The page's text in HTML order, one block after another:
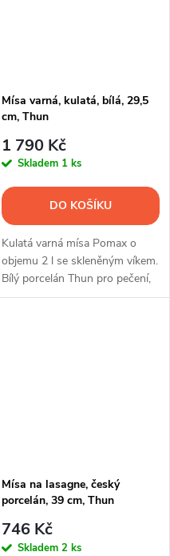
Mísa varná, kulatá, bílá, 29,5
cm, Thun
1 790 Kč
Skladem 1 ks
DO KOŠÍKU
Kulatá varná mísa Pomax o
objemu 2 l se skleněným víkem.
Bílý porcelán Thun pro pečení,
zapékání, servírování i
Mísa na lasagne, český
porcelán, 39 cm, Thun
746 Kč
Skladem 2 ks